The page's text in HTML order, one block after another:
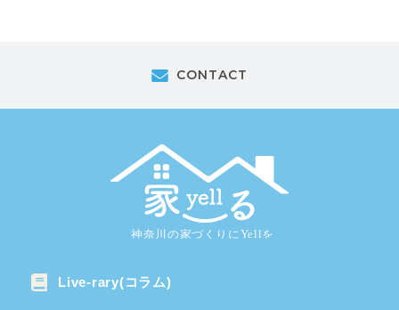
CONTACT
Live-rary(コラム)